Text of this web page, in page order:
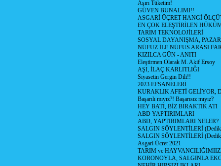
Aşırı Tüketim!
GÜVEN BUNALIMI!!
ASGARİ ÜÇRET HANGİ
EN ÇOK ELEŞTİRİLEN
TARIM TEKNOLOJİLERİ
SOSYAL DAYANIŞMA,
NÜFUZ İLE NÜFUS ARASI
KIZILCA GÜN - ANITI
Eleştirmen Olarak M. Akif Ersoy
AŞI, İLAÇ KARLITLIĞI
Siyasetin Gergin Dili!!
2023 EFSANELERİ
KURAKLIK AFETİ GELİYOR,
Başarılı mıyız?! Başarısız mıyız?
HEY BATI, BİZ BIRAKTIK ATI
ABD YAPTIRIMLARI
ABD, YAPTIRIMLARI NELER?
SALGIN SÖYLENTİLERİ
SALGIN SÖYLENTİLERİ
Asgari Ücret 2021
TARIM ve
KORONOYLA, SALGINLA